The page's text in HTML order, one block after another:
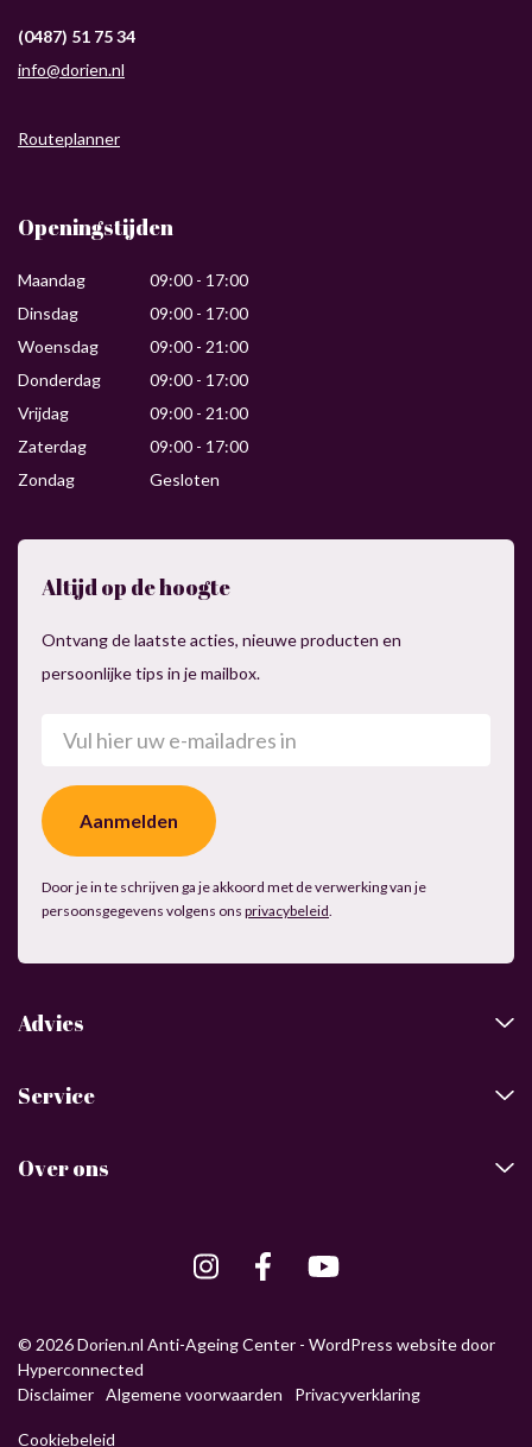
(0487) 51 75 34
info@dorien.nl
Routeplanner
Openingstijden
Maandag
09:00 - 17:00
Dinsdag
09:00 - 17:00
Woensdag
09:00 - 21:00
Donderdag
09:00 - 17:00
Vrijdag
09:00 - 21:00
Zaterdag
09:00 - 17:00
Zondag
Gesloten
Altijd op de hoogte
Ontvang de laatste acties, nieuwe producten en
persoonlijke tips in je mailbox.
(Vereist)
Door je in te schrijven ga je akkoord met de verwerking van je
persoonsgegevens volgens ons privacybeleid
Advies
Service
Over ons
© 2026 Dorien.nl Anti-Ageing Center - WordPress websitedoor
Hyperconnected
Disclaimer Algemene voorwaarden Privacyverklaring
Cookiebeleid